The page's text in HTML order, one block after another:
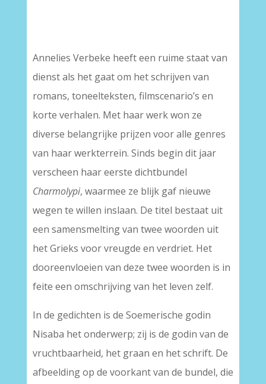
Annelies Verbeke heeft een ruime staat van
dienst als het gaat om het schrijven van
romans, toneelteksten, filmscenario’s en
korte verhalen. Met haar werk won ze
diverse belangrijke prijzen voor alle genres
van haar werkterrein. Sinds begin dit jaar
verscheen haar eerste dichtbundel
Charmolypi, waarmee ze blijk gaf nieuwe
wegen te willen inslaan. De titel bestaat uit
een samensmelting van twee woorden uit
het Grieks voor vreugde en verdriet. Het
dooreenvloeien van deze twee woorden is in
feite een omschrijving van het leven zelf.
In de gedichten is de Soemerische godin
Nisaba het onderwerp; zij is de godin van de
vruchtbaarheid, het graan en het schrift. De
afbeelding op de voorkant van de bundel, die